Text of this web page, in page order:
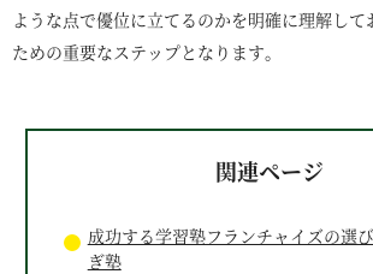
ような点で優位に立てるのかを明確に理解し
ための重要なステップとなります。
関連ページ
成功する学習塾フランチャイズの選
ぎ塾